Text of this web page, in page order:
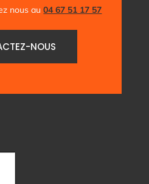
nous au04 67 51 17 57
NOUS